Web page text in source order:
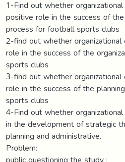
1-Find out whether
positive role in the success of
process for football sports clubs
2-find out whether organizational
role in the success of the
sports clubs
3-find out whether organizational
role in the success of the
sports clubs
4-Find out whether
in the development of strategic
planning and administrative.
Problem: